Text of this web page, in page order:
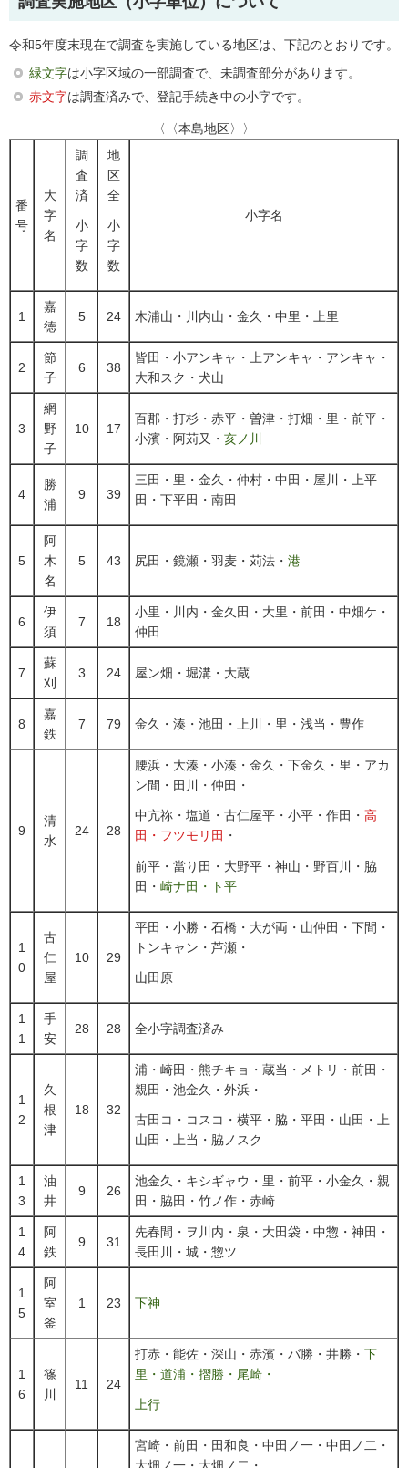
令和5年度末現在で調査を実施している地区は、下記のとおりです。
緑文字は小字区域の一部調査で、未調査部分があります。
赤文字は調査済みで、登記手続き中の小字です。
〈〈本島地区〉〉
番
号
大
字
名
調
査
済
小
字
数
地
区
全
小
字
数
小字名
1
嘉
徳
5 24 木浦山・川内山・金久・中里・上里
2
節
子
6 38
皆田・小アンキャ・上アンキャ・アンキャ・
大和スク・犬山
3
網
野
子
10 17
百郡・打杉・赤平・曽津・打畑・里・前平・
小濱・阿苅又・ 亥ノ川
4
勝
浦
9 39
三田・里・金久・仲村・中田・屋川・上平
田・下平田・南田
5
阿
木
名
5 43 尻田・鏡瀬・羽麦・苅法・ 港
6
伊
須
7 18
小里・川内・金久田・大里・前田・中畑ケ・
仲田
7
蘇
刈
3 24 屋ン畑・堀溝・大蔵
8
嘉
鉄
7 79 金久・湊・池田・上川・里・浅当・豊作
9
清
水
24 28
腰浜・大湊・小湊・金久・下金久・里・アカ
ン間・田川・仲田・
中亢祢・塩道・古仁屋平・小平・作田・ 高
田・フツモリ田 ・
前平・當り田・大野平・神山・野百川・脇
田・ 崎ナ田・ト平
1
0
古
仁
屋
10 29
平田・小勝・石橋・大が両・山仲田・下間・
トンキャン・芦瀬・
山田原
1
1
手
安
28 28 全小字調査済み
1
2
久
根
津
18 32
浦・崎田・熊チキョ・蔵当・メトリ・前田・
親田・池金久・外浜・
古田コ・コスコ・横平・脇・平田・山田・上
山田・上当・脇ノスク
1
3
油
井
9 26
池金久・キシギャウ・里・前平・小金久・親
田・脇田・竹ノ作・赤崎
1
4
阿
鉄
9 31
先春間・ヲ川内・泉・大田袋・中惣・神田・
長田川・城・惣ツ
1
5
阿
室
釜
1 23 下神
1
6
篠
川
11 24
打赤・能佐・深山・赤濱・バ勝・井勝・ 下
里・道浦・摺勝・尾崎・
上行
宮崎・前田・田和良・中田ノ一・中田ノ二・